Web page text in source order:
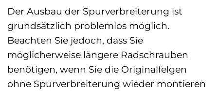
Der Ausbau der Spurverbreiterung ist
grundsätzlich problemlos möglich.
Beachten Sie jedoch, dass Sie
möglicherweise längere Radschrauben
benötigen, wenn Sie die Originalfelgen
ohne Spurverbreiterung wieder montieren